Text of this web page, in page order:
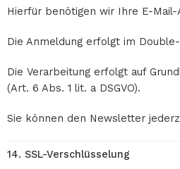
Hierfür benötigen wir Ihre E-Mail-
Die Anmeldung erfolgt im
Die Verarbeitung erfolgt auf
(Art. 6 Abs. 1 lit. a DSGVO).
Sie können den Newsletter
14. SSL-Verschlüsselung